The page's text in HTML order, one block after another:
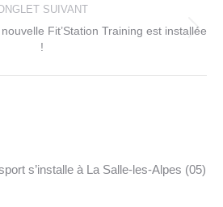
SUIVANT
Onglet
Fit’Station Training est installée
!
s’installe à La Salle-les-Alpes (05)